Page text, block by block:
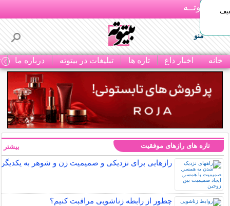
بـیتوتــه
منو
خانه اخبار داغ تازه ها تبلیغات در بیتوته درباره ما
50% تخفیف
تازه های رازهای موفقیت
رازهایی برای نزدیکی و صمیمیت زن و شوهر به یکدیگر
چطور از رابطه زناشویی مراقبت کنیم؟
بیشتر